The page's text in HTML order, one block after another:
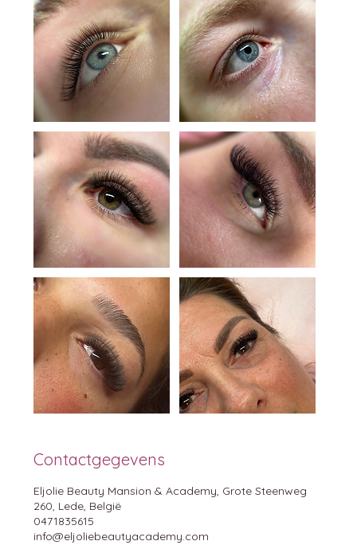
Contactgegevens
Eljolie Beauty Mansion & Academy, Grote Steenweg
260, Lede, België
0471835615
info@eljoliebeautyacademy.com